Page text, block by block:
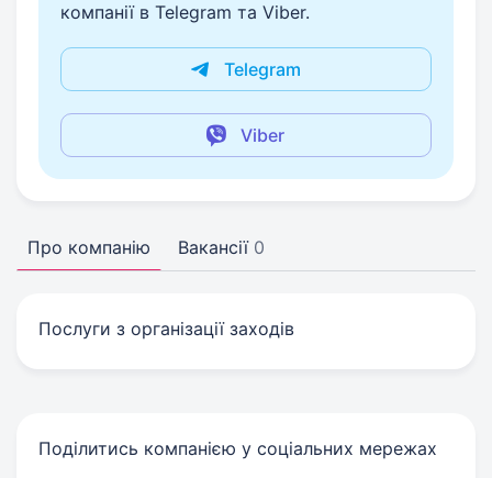
компанії в Telegram та Viber.
Telegram
Viber
Про компанію Вакансії 0
Послуги з організації заходів
Поділитись компанією у соціальних мережах